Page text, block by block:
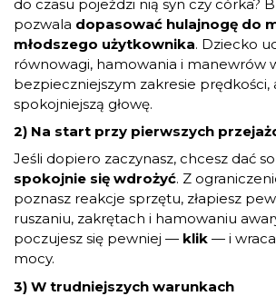
do czasu pojeździ nią syn czy córka?
pozwala dopasować hulajnogę do
młodszego użytkownika. Dziecko
równowagi, hamowania i manewrów
bezpieczniejszym zakresie prędkości,
spokojniejszą głowę.
2) Na start przy pierwszych
Jeśli dopiero zaczynasz, chcesz dać
spokojnie się wdrożyć. Z
poznasz reakcje sprzętu, złapiesz
ruszaniu, zakrętach i hamowaniu
poczujesz się pewniej — klik — i
mocy.
3) W trudniejszych warunkach